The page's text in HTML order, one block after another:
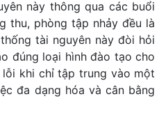
này thông qua các buổi
thu, phòng tập nhảy đều là
tài nguyên này đòi hỏi
đúng loại hình đào tạo cho
khi chỉ tập trung vào một
đa dạng hóa và cân bằng